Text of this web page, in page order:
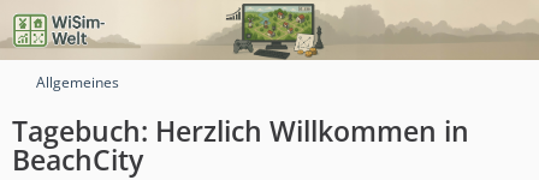
Allgemeines
Tagebuch: Herzlich Willkommen in
BeachCity